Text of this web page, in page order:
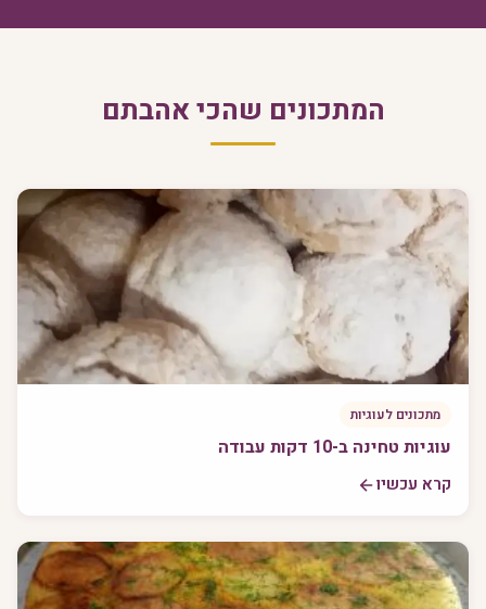
המתכונים שהכי אהבתם
מתכונים לעוגיות
עוגיות טחינה ב-10 דקות עבודה
קרא עכשיו